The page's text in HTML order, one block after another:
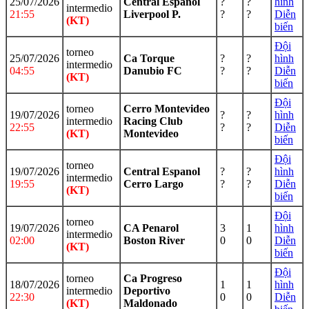
21:55
intermedio
(KT)
Liverpool P.
?
?
Diễn
biến
25/07/2026
04:55
torneo
intermedio
(KT)
Ca Torque
Danubio FC
?
?
?
?
Đội
hình
Diễn
biến
19/07/2026
22:55
torneo
intermedio
(KT)
Cerro Montevideo
Racing Club
Montevideo
?
?
?
?
Đội
hình
Diễn
biến
19/07/2026
19:55
torneo
intermedio
(KT)
Central Espanol
Cerro Largo
?
?
?
?
Đội
hình
Diễn
biến
19/07/2026
02:00
torneo
intermedio
(KT)
CA Penarol
Boston River
3
0
1
0
Đội
hình
Diễn
biến
18/07/2026
22:30
torneo
intermedio
(KT)
Ca Progreso
Deportivo
Maldonado
1
0
1
0
Đội
hình
Diễn